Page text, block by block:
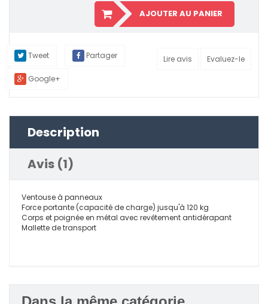
AJOUTER AU PANIER
Lire avis Evaluez-le
Tweet Partager
Google+
Description
Avis (1)
Ventouse à panneaux
Force portante (capacité de charge) jusqu'à 120 kg
Corps et poignée en métal avec revêtement antidérapant
Mallette de transport